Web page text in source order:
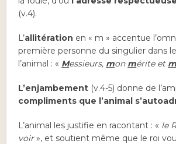
(v.4).
L’allitération en « m » accentue
première personne du singulier dans
l’animal : « Messieurs, mon mérite et m
L’enjambement (v.4-5) donne de
compliments que l’animal
L’animal les justifie en racontant : « le
voir», et soutient même que le roi